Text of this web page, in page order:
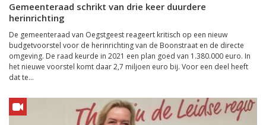
Gemeenteraad schrikt van drie keer duurdere
herinrichting
De gemeenteraad van Oegstgeest reageert kritisch op een nieuw
budgetvoorstel voor de herinrichting van de Boonstraat en de directe
omgeving. De raad keurde in 2021 een plan goed van 1.380.000 euro. In
het nieuwe voorstel komt daar 2,7 miljoen euro bij. Voor een deel heeft
dat te...